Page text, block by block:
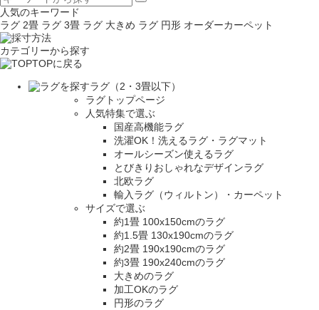
人気のキーワード
ラグ 2畳 ラグ 3畳 ラグ 大きめ ラグ 円形 オーダーカーペット
カテゴリーから探す
TOPに戻る
ラグ（2・3畳以下）
ラグトップページ
人気特集で選ぶ
国産高機能ラグ
洗濯OK！洗えるラグ・ラグマット
オールシーズン使えるラグ
とびきりおしゃれなデザインラグ
北欧ラグ
輸入ラグ（ウィルトン）・カーペット
サイズで選ぶ
約1畳 100x150cmのラグ
約1.5畳 130x190cmのラグ
約2畳 190x190cmのラグ
約3畳 190x240cmのラグ
大きめのラグ
加工OKのラグ
円形のラグ